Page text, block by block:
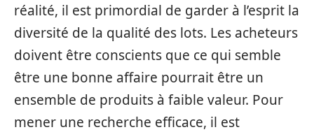
réalité, il est primordial de garder à l’esprit la
diversité de la qualité des lots. Les acheteurs
doivent être conscients que ce qui semble
être une bonne affaire pourrait être un
ensemble de produits à faible valeur. Pour
mener une recherche efficace, il est